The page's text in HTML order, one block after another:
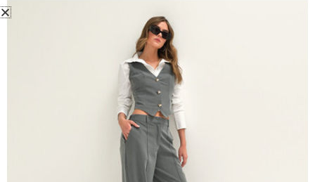
Vestido cuello redondo midi azul
Vestido midi estampado, cuello redondo, manga 3/4 con
elástico en el puño y acabado tipo globo. Con corte a la
altura de la cintura. Tiene bolsillos laterales. Prenda para
clima caliente o frío ya que su tela es fresca y suave.
Para uso formal e informal. Manufactura 100%
Envíos y tiempos de entrega